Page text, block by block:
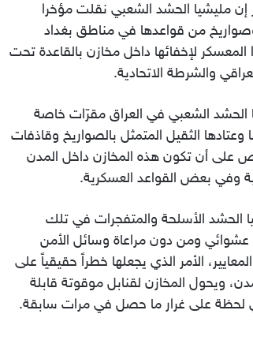
مليشيا الحشد الشعبي نقلت مؤخرا
من قواعدها في مناطق بغداد
المعسكر لإخفائها داخل مخازن بالقاعدة تحت
والشرطة الاتحادية.
الحشد الشعبي في العراق مقرّات خاصة
وعتادها الثقيل المتمثل بالصواريخ وقاذفات
على أن تكون هذه المخازن داخل المدن
وفي بعض القواعد العسكرية.
الحشد الأسلحة والمتفجرات في تلك
عشوائي ومن دون مراعاة وسائل الأمن
الأمر الذي يجعلها خطراً حقيقياً على
ويحول المخازن لقنابل موقوتة قابلة
لحظة على غرار ما حصل في مرات سابقة.